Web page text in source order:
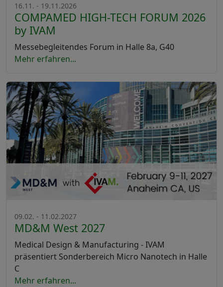
16.11. - 19.11.2026
COMPAMED HIGH-TECH FORUM 2026
by IVAM
Messebegleitendes Forum in Halle 8a, G40
Mehr erfahren...
09.02. - 11.02.2027
MD&M West 2027
Medical Design & Manufacturing - IVAM
präsentiert Sonderbereich Micro Nanotech in Halle
C
Mehr erfahren...